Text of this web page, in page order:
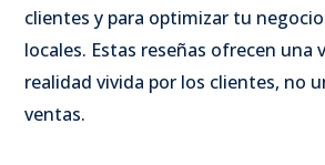
clientes y para optimizar tu
locales. Estas reseñas ofrecen una
realidad vivida por los clientes, no
ventas.